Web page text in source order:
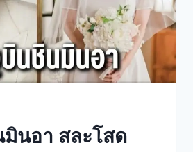
นอา สละโสด